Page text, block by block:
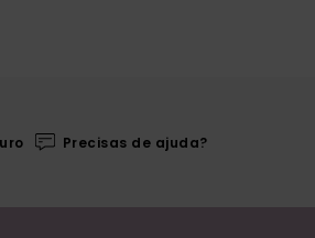
Precisas de ajuda?